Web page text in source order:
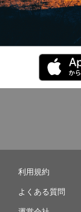
利用規約
よくある質問